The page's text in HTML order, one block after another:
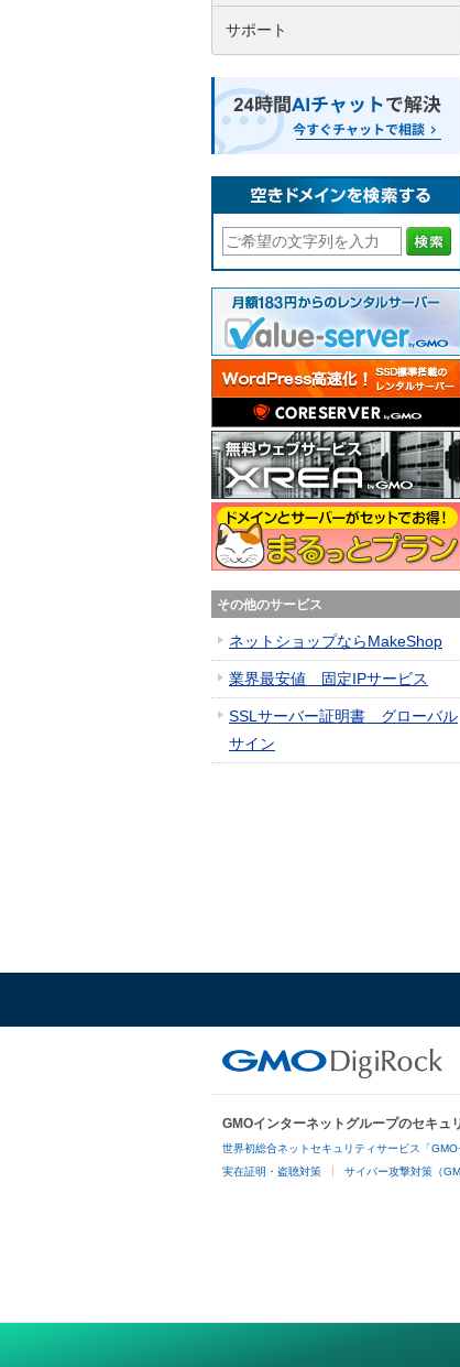
サポート
その他のサービス
ネットショップならMakeShop
業界最安値 固定IPサービス
SSLサーバー証明書 グローバル
サイン
GMOインターネットグループのセキュ
世界初総合ネットセキュリティサービス「GMO
実在証明・盗聴対策 サイバー攻撃対策（